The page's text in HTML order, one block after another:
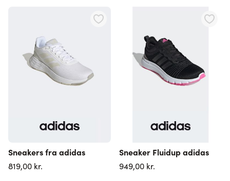
Sneakers fra adidas
819,00 kr.
Sneaker Fluidup adidas
949,00 kr.